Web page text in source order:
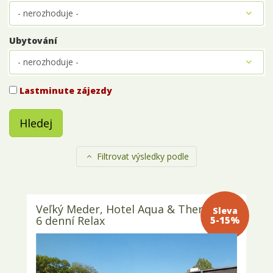
Ubytování
Lastminute zájezdy
Hledej
Filtrovat výsledky podle
Sleva 5-
15%
Veľký Meder, Hotel Aqua & Thermal –
6 denní Relax